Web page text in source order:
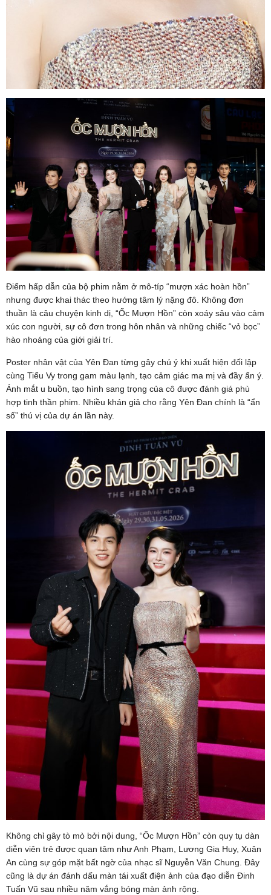
Điểm hấp dẫn của bộ phim nằm ở mô-típ “mượn xác hoàn hồn”
nhưng được khai thác theo hướng tâm lý nặng đô. Không đơn
thuần là câu chuyện kinh dị, “Ốc Mượn Hồn” còn xoáy sâu vào cảm
xúc con người, sự cô đơn trong hôn nhân và những chiếc “vỏ bọc”
hào nhoáng của giới giải trí.
Poster nhân vật của Yên Đan từng gây chú ý khi xuất hiện đối lập
cùng Tiểu Vy trong gam màu lạnh, tạo cảm giác ma mị và đầy ẩn ý.
Ánh mắt u buồn, tạo hình sang trọng của cô được đánh giá phù
hợp tinh thần phim. Nhiều khán giả cho rằng Yên Đan chính là “ẩn
số” thú vị của dự án lần này.
Không chỉ gây tò mò bởi nội dung, “Ốc Mượn Hồn” còn quy tụ dàn
diễn viên trẻ được quan tâm như Anh Phạm, Lương Gia Huy, Xuân
An cùng sự góp mặt bất ngờ của nhạc sĩ Nguyễn Văn Chung. Đây
cũng là dự án đánh dấu màn tái xuất điện ảnh của đạo diễn Đinh
Tuấn Vũ sau nhiều năm vắng bóng màn ảnh rộng.